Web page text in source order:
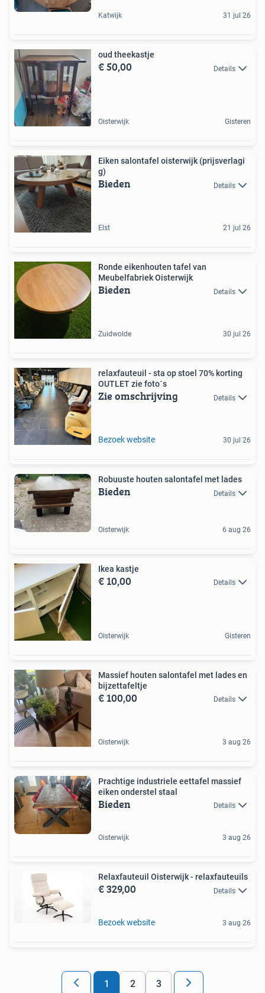
Katwijk 31 jul 26
oud theekastje
€ 50,00 Details
Oisterwijk Gisteren
Eiken salontafel oisterwijk (prijsverlagi
g)
Bieden Details
Elst 21 jul 26
Ronde eikenhouten tafel van
Meubelfabriek Oisterwijk
Bieden Details
Zuidwolde 30 jul 26
relaxfauteuil - sta op stoel 70% korting
OUTLET zie foto´s
Zie omschrijving Details
Bezoek website 30 jul 26
Robuuste houten salontafel met lades
Bieden Details
Oisterwijk 6 aug 26
Ikea kastje
€ 10,00 Details
Oisterwijk Gisteren
Massief houten salontafel met lades en
bijzettafeltje
€ 100,00 Details
Oisterwijk 3 aug 26
Prachtige industriele eettafel massief
eiken onderstel staal
Bieden Details
Oisterwijk 3 aug 26
Relaxfauteuil Oisterwijk - relaxfauteuils
€ 329,00 Details
Bezoek website 3 aug 26
1 2 3